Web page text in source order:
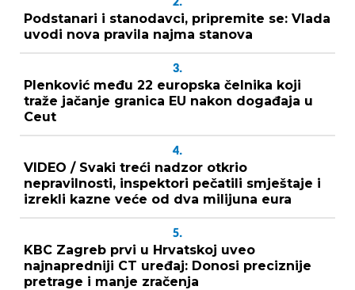
Podstanari i stanodavci, pripremite se: Vlada
uvodi nova pravila najma stanova
3.
Plenković među 22 europska čelnika koji
traže jačanje granica EU nakon događaja u
Ceut
4.
VIDEO / Svaki treći nadzor otkrio
nepravilnosti, inspektori pečatili smještaje i
izrekli kazne veće od dva milijuna eura
5.
KBC Zagreb prvi u Hrvatskoj uveo
najnapredniji CT uređaj: Donosi preciznije
pretrage i manje zračenja